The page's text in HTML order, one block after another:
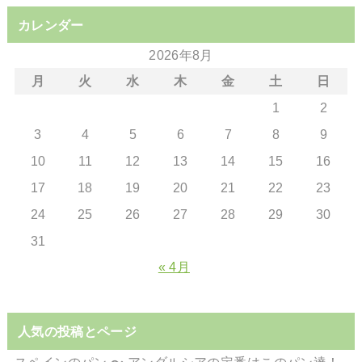
カレンダー
2026年8月
月
火 水 木 金 土
日
1
2
3
4 5 6 7 8
9
10
11 12 13 14 15
16
17
18 19 20 21 22
23
24
25 26 27 28 29
30
31
« 4月
人気の投稿とページ